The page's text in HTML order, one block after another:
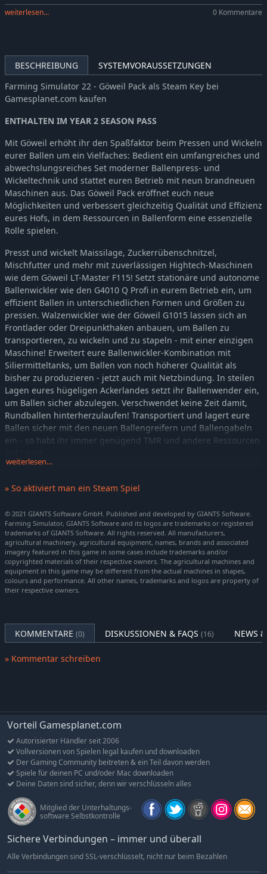
weiterlesen...
0 Kommentare
BESCHREIBUNG
SYSTEMVORAUSSETZUNGEN
Farming Simulator 22 - Göweil Pack als Steam Key bei
Gamesplanet.com kaufen
ENTHALTEN IM YEAR 2 SEASON PASS
Mit Göweil erhöht ihr den Spaßfaktor beim Pressen und Wickeln
eurer Ballen um ein Vielfaches: Bedient ein umfangreiches und
abwechslungsreiches Set moderner Ballenpress- und
Wickeltechnik und stattet euren Betrieb mit neun brandneuen
Maschinen aus. Das Göweil Pack eröffnet euch neue
Möglichkeiten und verbessert gleichzeitig Qualität und Effizienz
eures Hofs, in dem Ressourcen in Ballenform eine essenzielle
Rolle spielen.
Presst und wickelt Maissilage, Zuckerrübenschnitzel,
Mischfutter und mehr mit zuverlässigen Hightech-Maschinen
wie dem Göweil LT-Master F115! Setzt stationäre und autonome
Ballenwickler wie den G4010 Q Profi in eurem Betrieb ein, um
effizient Ballen in unterschiedlichen Formen und Größen zu
pressen. Walzenwickler wie der Göweil G1015 lassen sich an
Frontlader oder Dreipunkthaken anbauen, um Ballen zu
transportieren, zu wickeln und zu stapeln - mit einer einzigen
Maschine! Erweitert eure Ballenwickler-Kombination mit
Siliermitteltanks, um Ballen von noch höherer Qualität als
bisher zu produzieren - jetzt auch mit Netzbindung. In steilen
Lagen eures hügeligen Ackerlandes setzt ihr Ballenwender ein,
um Ballen sicher abzulegen. Verschwendet keine Zeit damit,
Rundballen hinterherzulaufen! Transportiert und lagert eure
Ballen sicher mit den neuen Ballengreifern und Ballengabeln
ein - so habt ihr immer genügend TMR und andere Ressourcen
Göweil G-1 F125 Kombi
Göweil G1015
Göweil G4010 Q Profi
Göweil G5020
Göweil LT-Master F115
Göweil VARIO-Master V140
Göweil BTGQU
weiterlesen…
» So aktiviert man ein Steam Spiel
© 2021 GIANTS Software GmbH. Published and developed by GIANTS Software.
Farming Simulator, GIANTS Software and its logos are trademarks or registered
trademarks of GIANTS Software. All rights reserved. All manufacturers,
agricultural machinery, agricultural equipment, names, brands and associated
imagery featured in this game in some cases include trademarks and/or
copyrighted materials of their respective owners. The agricultural machines and
equipment in this game may be different from the actual machines in shapes,
colours and performance. All other names, trademarks and logos are property of
their respective owners.
KOMMENTARE (0) DISKUSSIONEN & FAQS (16) NEWS
» Kommentar schreiben
Vorteil Gamesplanet.com
Autorisierter Händler seit 2006
Vollversionen von Spielen legal kaufen und downloaden
Der Gaming Community beitreten & ein Teil davon werden
Spiele für deinen PC und/oder Mac downloaden
Deine Daten sind sicher, denn wir verschlüsseln alles
Mitglied der Unterhaltungs-
software Selbstkontrolle
Sichere Verbindungen – immer und überall
Alle Verbindungen sind SSL-verschlüsselt, nicht nur beim Bezahlen